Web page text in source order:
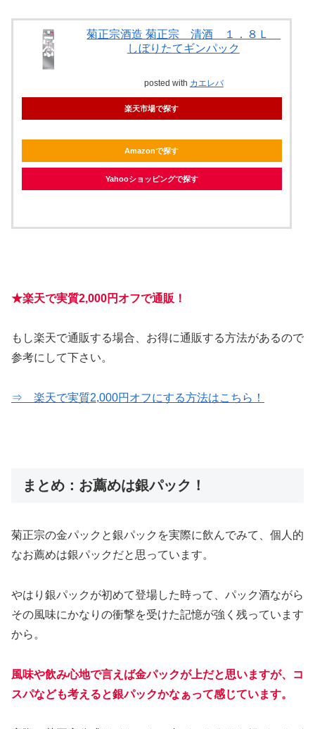
菊正宗酒造 菊正宗 清酒 １．８Ｌ
しぼりたてギンパック
posted with カエレバ
楽天市場で探す
Amazonで探す
Yahooショッピングで探す
★楽天で実質2,000円オフで通販！
もし楽天で通販する場合、お得に通販する方法があるので
参考にして下さい。
⇒ 楽天で実質2,000円オフにする方法はこちら！
まとめ：お薦めは銀パック！
菊正宗の金パックと銀パックを実際に飲んでみて、個人的
なお薦めは銀パックだと思っています。
やはり銀パックが初めて登場した時って、パック酒ながら
その風味にかなりの衝撃を受けた記憶が強く残っています
から。
風味や飲み心地で言えば金パックが上だと思いますが、コ
スパなども考えると銀パックかなぁって感じています。